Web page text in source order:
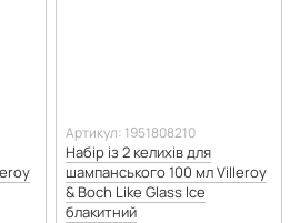
Артикул: 1951808210
Набір із 2 келихів для
шампанського 100 мл Villeroy
& Boch Like Glass Ice
блакитний